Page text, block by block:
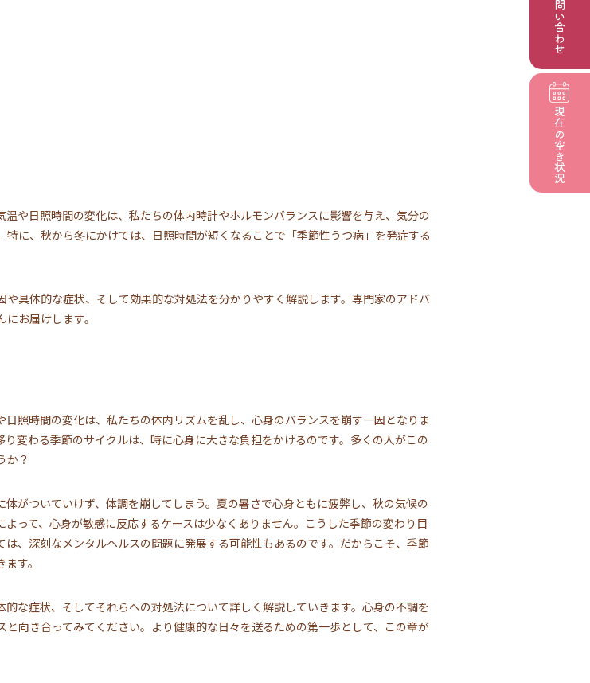
や日照時間の変化は、私たちの体内時計やホルモンバランスに影響を与え、気分の
に、秋から冬にかけては、日照時間が短くなることで「季節性うつ病」を発症する
具体的な症状、そして効果的な対処法を分かりやすく解説します。専門家のアドバ
お届けします。
照時間の変化は、私たちの体内リズムを乱し、心身のバランスを崩す一因となりま
変わる季節のサイクルは、時に心身に大きな負担をかけるのです。多くの人がこの
か？
がついていけず、体調を崩してしまう。夏の暑さで心身ともに疲弊し、秋の気候の
って、心身が敏感に反応するケースは少なくありません。こうした季節の変わり目
、深刻なメンタルヘルスの問題に発展する可能性もあるのです。だからこそ、季節
す。
な症状、そしてそれらへの対処法について詳しく解説していきます。心身の不調を
向き合ってみてください。より健康的な日々を送るための第一歩として、この章が
お問い合わせ
現在の
空き状況